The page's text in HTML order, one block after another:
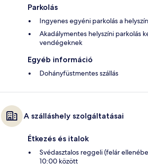
Parkolás
Ingyenes egyéni parkolás a
Akadálymentes helyszíni parkolás
vendégeknek
Egyéb információ
Dohányfüstmentes szállás
A szálláshely szolgáltatásai
Étkezés és italok
Svédasztalos reggeli (felár
10:00 között